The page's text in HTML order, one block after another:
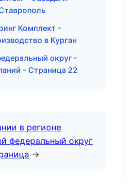
Комплект -
в Курган
округ -
- Страница 22
в регионе
федеральный округ
→